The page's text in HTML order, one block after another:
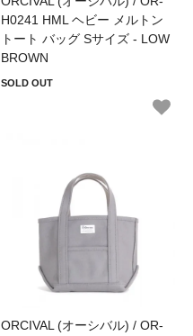
H0241 HML ヘビー メルトン
トート バッグ Sサイズ - LOW
BROWN
SOLD OUT
ORCIVAL (オーシバル) / OR-